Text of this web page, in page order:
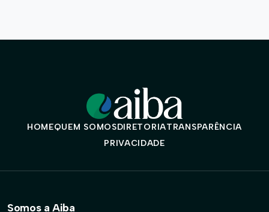
HOMEQUEM SOMOSDIRETORIATRANSPARÊNCIA
PRIVACIDADE
Somos a Aiba